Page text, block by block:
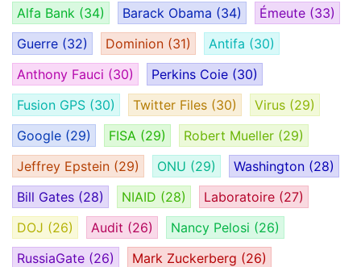
Alfa Bank (34) Barack Obama (34) Émeute (33)
Guerre (32) Dominion (31) Antifa (30)
Anthony Fauci (30) Perkins Coie (30)
Fusion GPS (30) Twitter Files (30) Virus (29)
Google (29) FISA (29) Robert Mueller (29)
Jeffrey Epstein (29) ONU (29) Washington (28)
Bill Gates (28) NIAID (28) Laboratoire (27)
DOJ (26) Audit (26) Nancy Pelosi (26)
RussiaGate (26) Mark Zuckerberg (26)